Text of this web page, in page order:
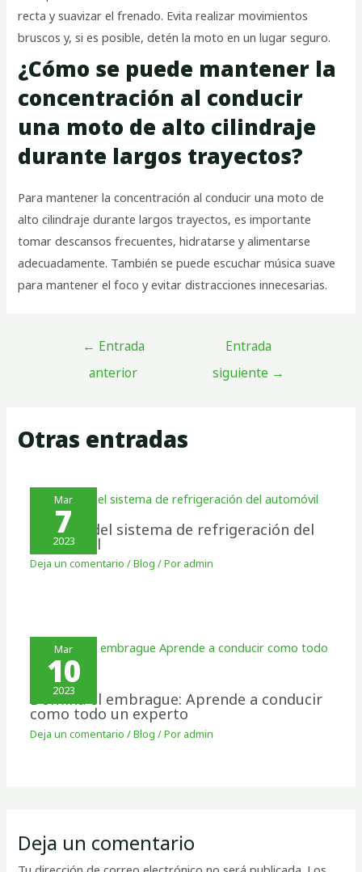
recta y suavizar el frenado. Evita realizar movimientos
bruscos y, si es posible, detén la moto en un lugar seguro.
¿Cómo se puede mantener la
concentración al conducir
una moto de alto cilindraje
durante largos trayectos?
Para mantener la concentración al conducir una moto de
alto cilindraje durante largos trayectos, es importante
tomar descansos frecuentes, hidratarse y alimentarse
adecuadamente. También se puede escuchar música suave
para mantener el foco y evitar distracciones innecesarias.
← Entrada
anterior
Entrada
siguiente →
Otras entradas
Mar
7
2023
Cuidado del sistema de refrigeración del
automóvil
Deja un comentario /Blog / Por admin
Mar
10
2023
Domina el embrague: Aprende a conducir
como todo un experto
Deja un comentario /Blog / Por admin
Deja un comentario